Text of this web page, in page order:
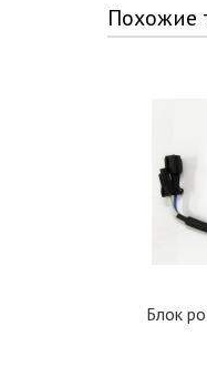
Похожие
Блок